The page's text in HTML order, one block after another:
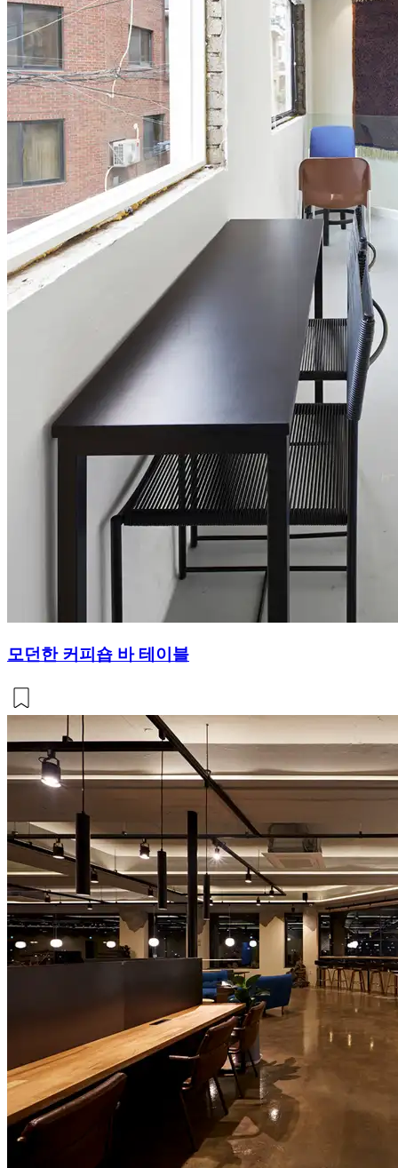
모던한 커피숍 바 테이블